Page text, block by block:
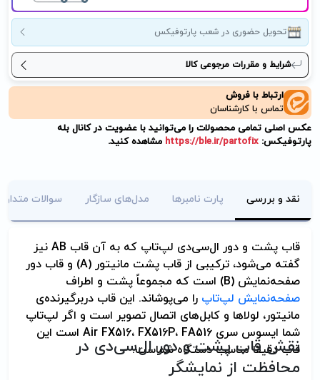
تحویل حضوری در شعب پارتوفیکس
شرایط و مقررات مرجوعی کالا
ارتباط با فروش
تماس با کارشناسان
عکس اصلی تمامی محصولات را می‌توانید با عضویت در کانال بله
پارتوفیکس: https://ble.ir/partofix مشاهده کنید.
نقد و بررسی پارت نامبرها مدل‌های سازگار سوالات
قاب پشت و دور ال‌سی‌دی لپ‌تاپ که به آن قاب AB نیز
گفته می‌شود، ترکیبی از قاب پشت مانیتور (A) و قاب دور
صفحه‌نمایش (B) است که مجموعاً پشت و اطراف
صفحه‌نمایش لپ‌تاپ را می‌پوشاند. این قاب دربرگیرنده‌ی
مانیتور، لولاها و کابل‌های اتصال تصویر است و اگر لپ‌تاپ
شما ایسوس سری Air FX516، FX516P، FA516 است این
قاب دقیقا مناسب دستگاه شماست.
نقش قاب پشت و دور ال‌سی‌دی در
محافظت از نمایشگر